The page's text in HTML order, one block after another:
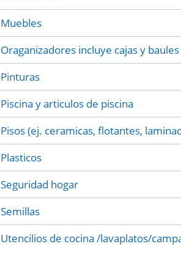
Muebles
Oraganizadores incluye cajas y baules
Pinturas
Piscina y articulos de piscina
Pisos (ej. ceramicas, flotantes,
Plasticos
Seguridad hogar
Semillas
Utencilios de cocina /lavaplatos/